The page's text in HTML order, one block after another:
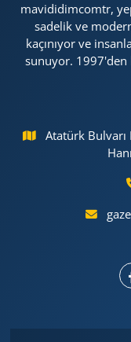
mavididimcomtr,
sadelik ve
kaçınıyor ve
sunuyor. 1997'den
Atatürk